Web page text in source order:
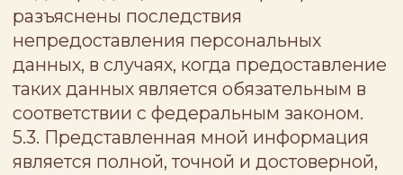
галочки в окне (чек-боксе)
подтверждения согласия, например, с
текстом «Я даю согласие на обработку
своих персональных данных» или
другого текста подобного содержания) и
нажатия на соответствующую кнопку
отправки Формы (кнопка “Отправить”,
“Онлайн-запись”, “Оставить заявку” или
“Записаться”, в том числе в блоке